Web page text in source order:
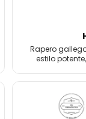
Rapero
estilo